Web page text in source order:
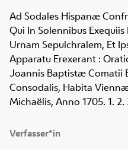
Ad Sodales Hispanæ
Qui In Solennibus
Urnam Sepulchralem, Et
Apparatu Erexerant :
Joannis Baptistæ Comatii
Consodalis, Habita
Michaëlis, Anno 1705. 1.
Verfasser*in